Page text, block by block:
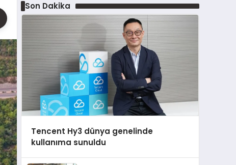
Son Dakika
Tencent Hy3 dünya genelinde
kullanıma sunuldu